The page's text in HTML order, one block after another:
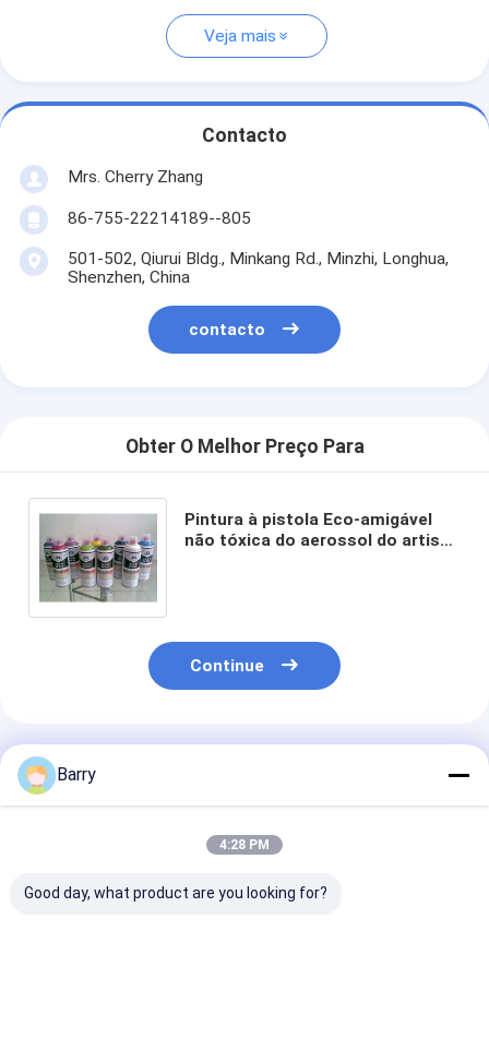
Veja mais
Contacto
Mrs. Cherry Zhang
86-755-22214189--805
501-502, Qiurui Bldg., Minkang Rd., Minzhi, Longhua,
Shenzhen, China
contacto
Obter O Melhor Preço Para
Pintura à pistola Eco-amigável
não tóxica do aerossol do artista
Continue
Produtos Recomendados
Barry
4:28 PM
Good day, what product are you looking for?